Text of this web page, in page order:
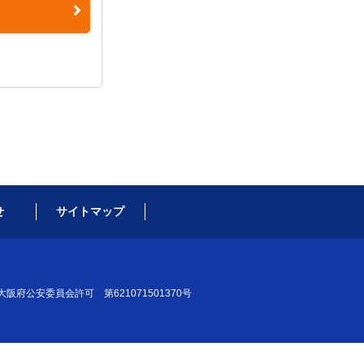
サイトマップ
阪府公安委員会許可 第621071501370号